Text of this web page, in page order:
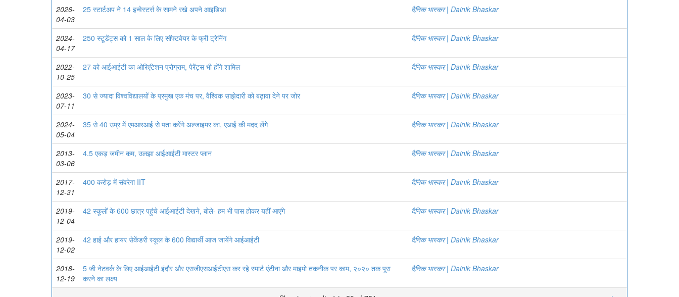
2026-
04-03
25 स्टार्टअप ने 14 इन्वेस्टर्स के सामने रखे अपने आइडिआ दैनिक भास्कर | Dainik Bhaskar
2024-
04-17
250 स्टूडेंट्स को 1 साल के लिए सॉफ्टवेयर के फ्री ट्रेनिंग दैनिक भास्कर | Dainik Bhaskar
2022-
10-25
27 को आईआईटी का ओरिएंटेशन प्रोग्राम, पेरेंट्स भी होंगे शामिल दैनिक भास्कर | Dainik Bhaskar
2023-
07-11
30 से ज्यादा विश्वविद्यालयों के प्रमुख एक मंच पर, वैश्विक साझेदारी को बढ़ावा देने पर जोर दैनिक भास्कर | Dainik Bhaskar
2024-
05-04
35 से 40 उम्र में एमआरआई से पता करेंगे अल्जाइमर का, एआई की मदद लेंगे दैनिक भास्कर | Dainik Bhaskar
2013-
03-06
4.5 एकड़ जमीन कम, उलझा आईआईटी मास्टर प्लान दैनिक भास्कर | Dainik Bhaskar
2017-
12-31
400 करोड़ में संवरेगा IIT दैनिक भास्कर | Dainik Bhaskar
2019-
12-04
42 स्कूलों के 600 छात्र पहुंचे आईआईटी देखने, बोले- हम भी पास होकर यहीं आएंगे दैनिक भास्कर | Dainik Bhaskar
2019-
12-02
42 हाई और हायर सेकेंडरी स्कूल के 600 विद्यार्थी आज जायेंगे आईआईटी दैनिक भास्कर | Dainik Bhaskar
2018-
12-19
5 जी नेटवर्क के लिए आईआईटी इंदौर और एसजीएसआईटीएस कर रहे स्मार्ट एंटीना और माइमो तकनीक पर काम, २०२० तक पूरा
करने का लक्ष्य
दैनिक भास्कर | Dainik Bhaskar